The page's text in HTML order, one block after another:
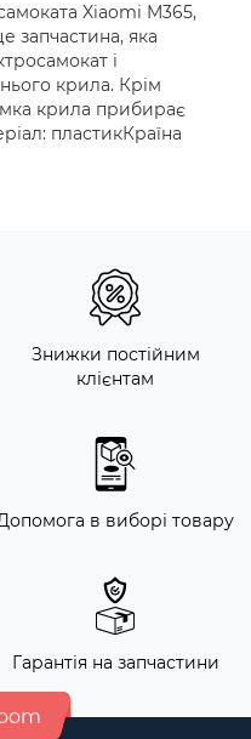
Xiaomi M365,
запчастина, яка
і
крила. Крім
крила прибирає
пластикКраїна
Знижки постійним
клієнтам
в виборі товару
Гарантія на запчастини